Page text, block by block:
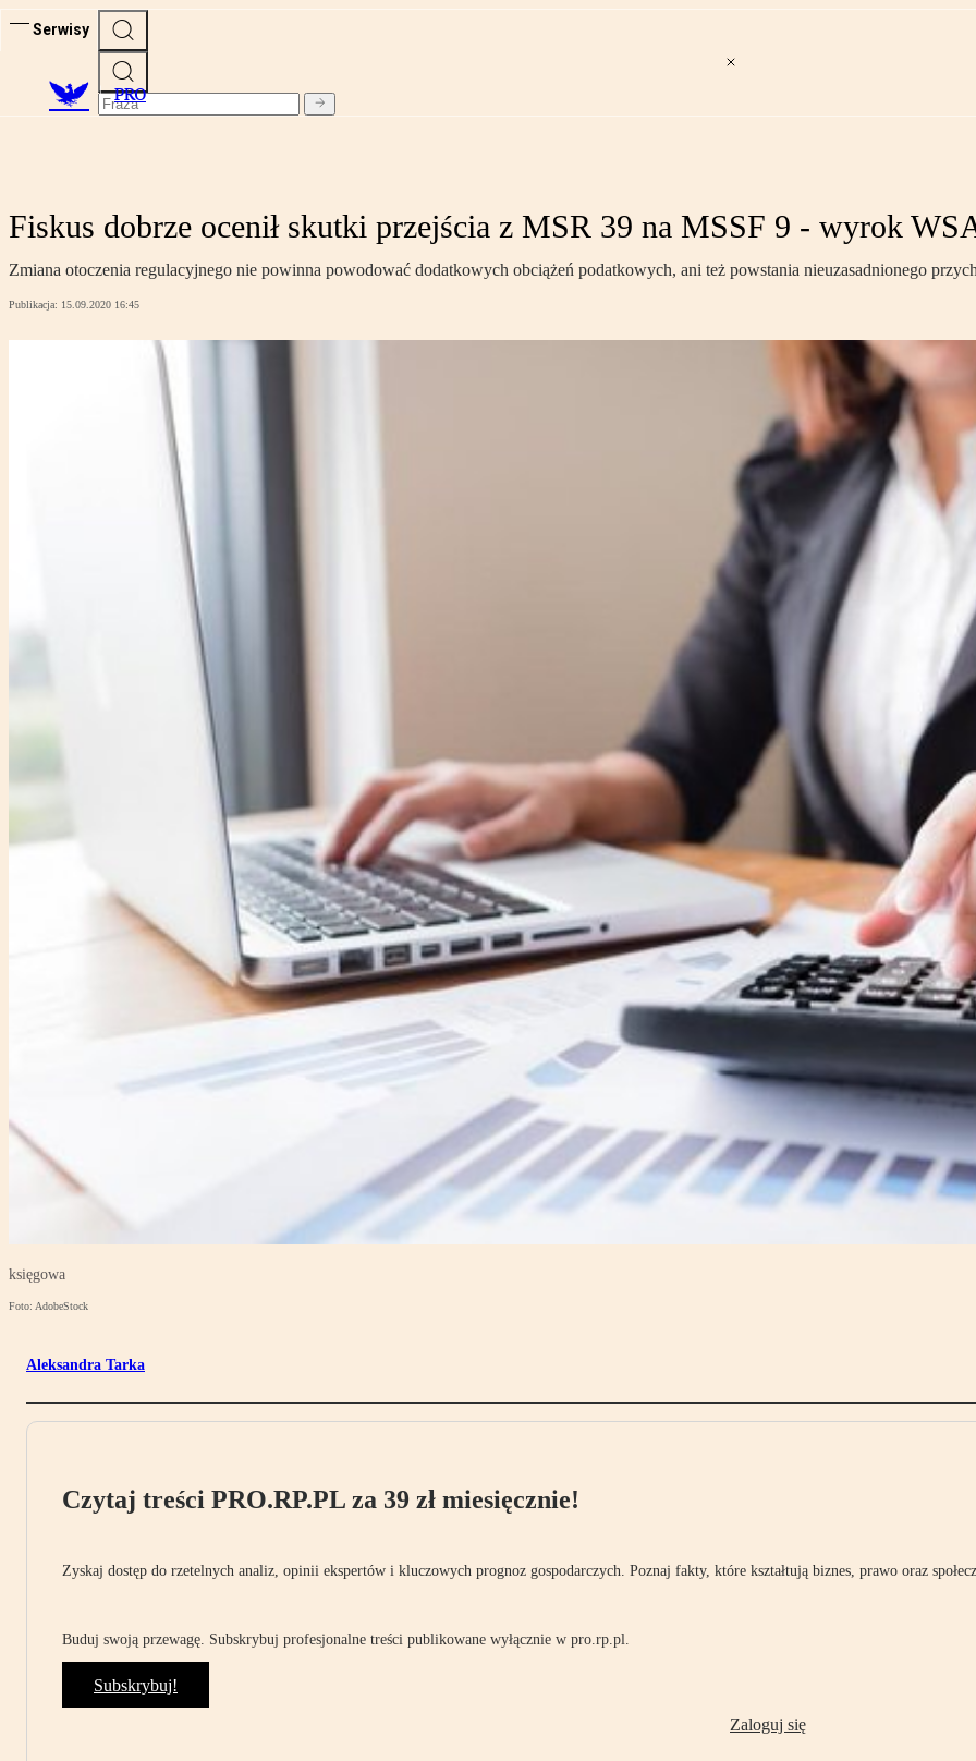
Serwisy
PRO
Fiskus dobrze ocenił skutki przejścia z MSR 39 na MSSF 9 - wyrok
Zmiana otoczenia regulacyjnego nie powinna powodować dodatkowych obciążeń podatkowych, ani też powstania nieuzasadnionego
Publikacja: 15.09.2020 16:45
księgowa
Foto: AdobeStock
Aleksandra Tarka
Czytaj treści PRO.RP.PL za 39 zł miesięcznie!
Zyskaj dostęp do rzetelnych analiz, opinii ekspertów i kluczowych prognoz gospodarczych. Poznaj fakty, które kształtują biznes, prawo oraz
Buduj swoją przewagę. Subskrybuj profesjonalne treści publikowane wyłącznie w pro.rp.pl.
Subskrybuj!
Zaloguj się